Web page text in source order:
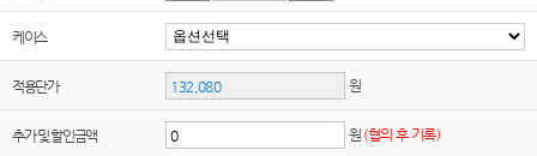
케이스
적용단가 원
추가 및 할인금액 원 (협의 후 기록)